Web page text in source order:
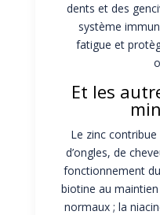
dents et des
système
fatigue et
Et les
Le zinc contribue
d’ongles, de
fonctionnement
biotine au maintien
normaux ; la